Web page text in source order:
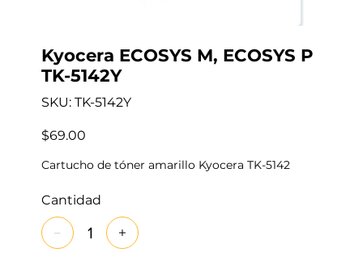
Kyocera ECOSYS M, ECOSYS P
TK-5142Y
SKU: SKU
TK-
TK-5142Y
Precio
$69.00
Cartucho de tóner amarillo Kyocera TK-5142
Cantidad